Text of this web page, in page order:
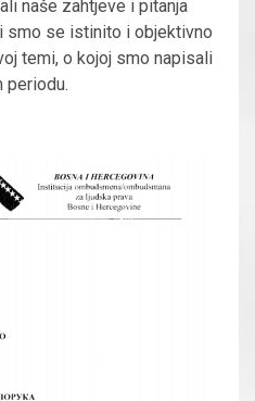
naše zahtjeve i pitanja
smo se istinito i objektivno
temi, o kojoj smo napisali
periodu.